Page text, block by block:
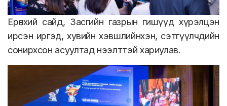
Ерөнхий сайд, Засгийн газрын гишүүд хүрэлцэн
ирсэн иргэд, хувийн хэвшлийнхэн, сэтгүүлчдийн
сонирхсон асуултад нээлттэй хариулав.